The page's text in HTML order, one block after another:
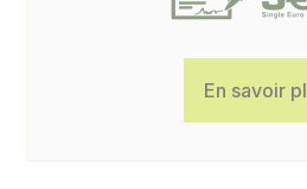
En savoir